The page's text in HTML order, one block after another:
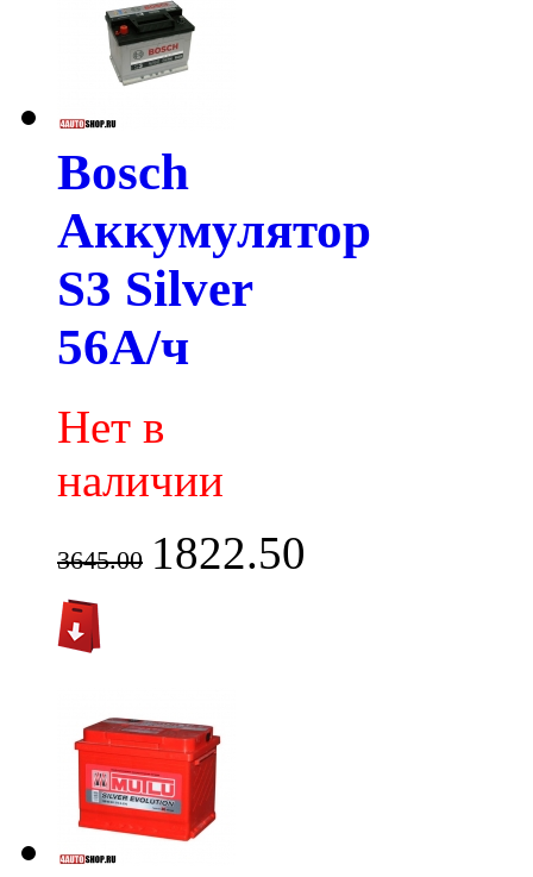
Bosch
Аккумулятор
S3 Silver
56А/ч
Нет в
наличии
3645.00 1822.50